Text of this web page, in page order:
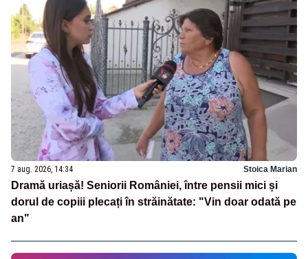
7 aug. 2026, 14:34 Stoica Marian
Dramă uriașă! Seniorii României, între pensii mici și
dorul de copiii plecați în străinătate: "Vin doar odată pe
an"